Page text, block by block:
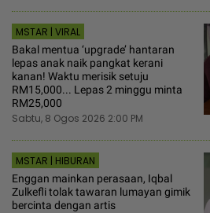
MSTAR | VIRAL
Bakal mentua ‘upgrade’ hantaran
lepas anak naik pangkat kerani
kanan! Waktu merisik setuju
RM15,000... Lepas 2 minggu minta
RM25,000
Sabtu, 8 Ogos 2026 2:00 PM
MSTAR | HIBURAN
Enggan mainkan perasaan, Iqbal
Zulkefli tolak tawaran lumayan gimik
bercinta dengan artis